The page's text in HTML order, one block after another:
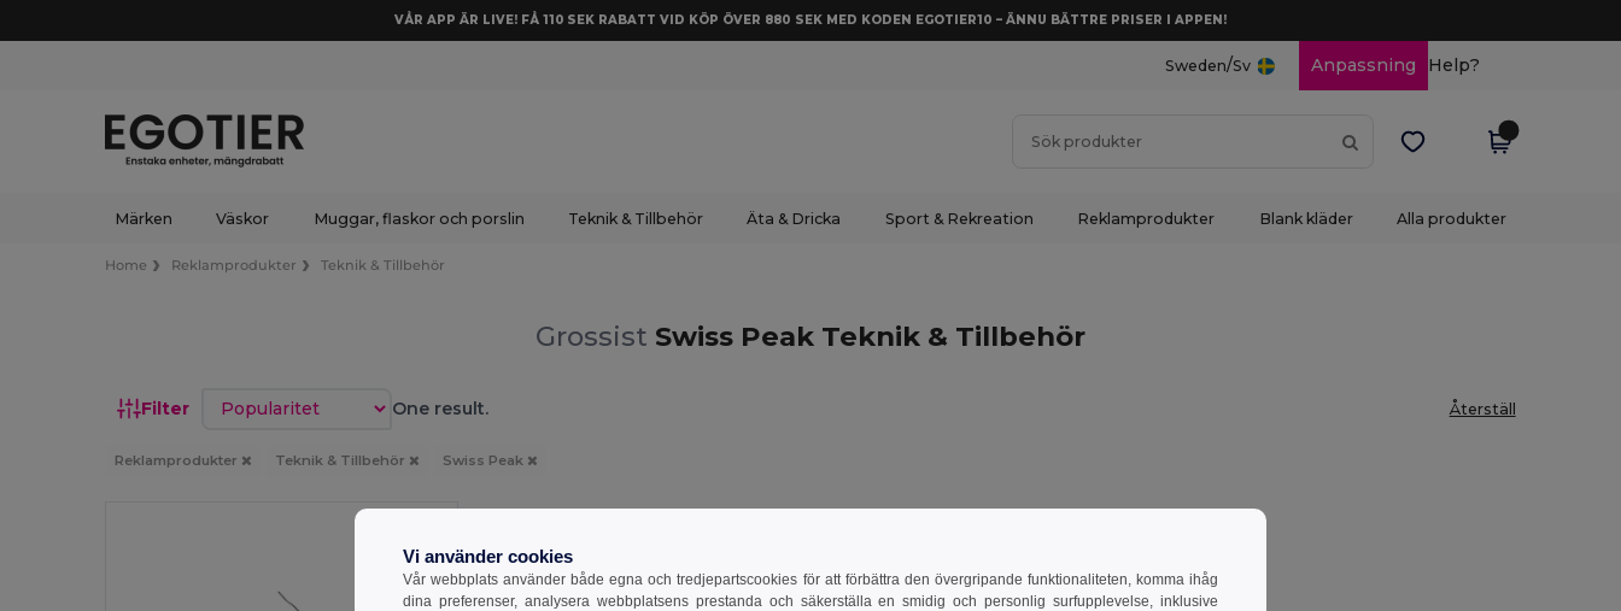
VÅR APP ÄR LIVE! FÅ 110 SEK RABATT VID KÖP ÖVER 880 SEK MED KODEN EGOTIER10 – ÄNNU BÄTTRE PRISER I APPEN!
Sweden/Sv Anpassning Help?
Märken Väskor Muggar, flaskor och porslin Teknik & Tillbehör Äta & Dricka Sport & Rekreation Reklamprodukter Blank kläder Alla produkter
Home Reklamprodukter Teknik & Tillbehör
Grossist Swiss Peak Teknik & Tillbehör
Filter Sortera efter One result. Återställ
Reklamprodukter Teknik & Tillbehör Swiss Peak
Vi använder cookies
Vår webbplats använder både egna och tredjepartscookies för att förbättra den övergripande funktionaliteten, komma ihåg
dina preferenser, analysera webbplatsens prestanda och säkerställa en smidig och personlig surfupplevelse, inklusive